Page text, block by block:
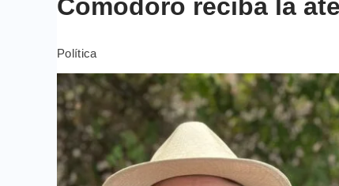
Comodoro reciba la
Política